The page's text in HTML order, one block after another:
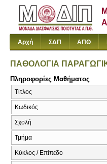
Αρχή ΣΔΠ ΑΠΘ
ΠΑΘΟΛΟΓΙΑ
Πληροφορίες Μαθήματος
Τίτλος
Κωδικός
Σχολή
Τμήμα
Κύκλος / Επίπεδο